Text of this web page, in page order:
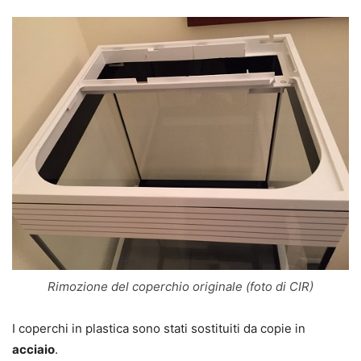
Rimozione del coperchio originale (foto di CIR)
I coperchi in plastica sono stati sostituiti da copie in
acciaio.